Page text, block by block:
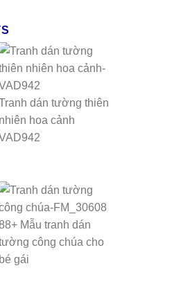
dán tường thiên
nhiên hoa cảnh
Mẫu tranh dán
công chúa cho
bé gái